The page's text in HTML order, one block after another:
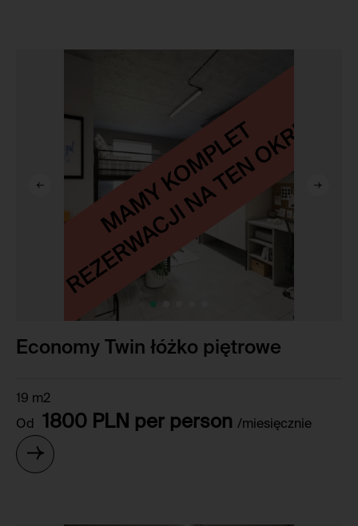
Economy Twin łóżko piętrowe
19 m2
Od
1800 PLN per person /miesięcznie